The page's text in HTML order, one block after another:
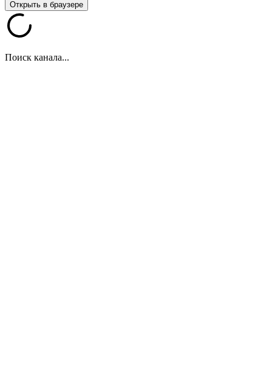
Открыть в браузере
Поиск канала...